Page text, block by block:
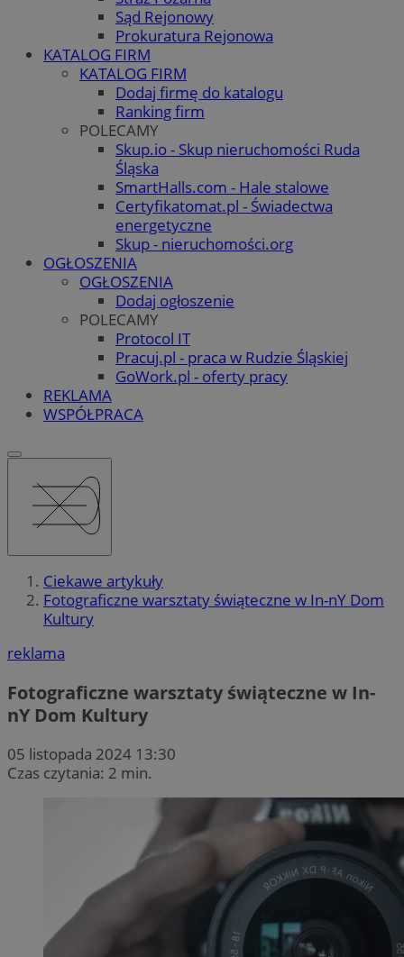
Sąd Rejonowy
Prokuratura Rejonowa
KATALOG FIRM
KATALOG FIRM
Dodaj firmę do katalogu
Ranking firm
POLECAMY
Skup.io - Skup nieruchomości Ruda
Śląska
SmartHalls.com - Hale stalowe
Certyfikatomat.pl - Świadectwa
energetyczne
Skup - nieruchomości.org
OGŁOSZENIA
OGŁOSZENIA
Dodaj ogłoszenie
POLECAMY
Protocol IT
Pracuj.pl - praca w Rudzie Śląskiej
GoWork.pl - oferty pracy
REKLAMA
WSPÓŁPRACA
Ciekawe artykuły
Fotograficzne warsztaty świąteczne w In-nY Dom
Kultury
reklama
Fotograficzne warsztaty świąteczne w In-
nY Dom Kultury
05 listopada 2024 13:30
Czas czytania: 2 min.